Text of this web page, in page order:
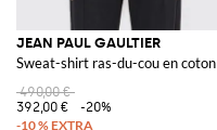
JEAN PAUL GAULTIER
Sweat-shirt ras-du-cou en coton
490,00 €
392,00 €
-20%